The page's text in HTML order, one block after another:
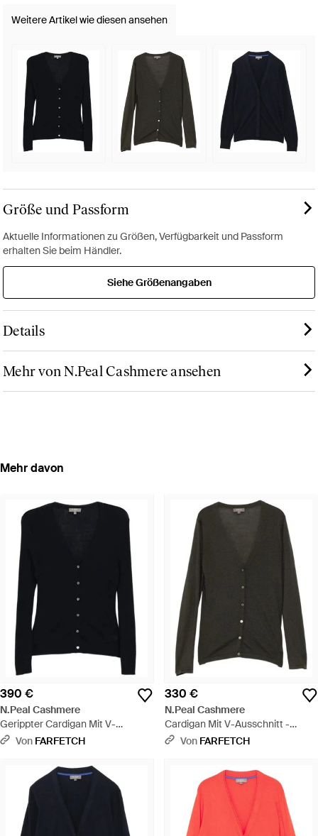
Weitere Artikel wie diesen ansehen
Größe und Passform
Aktuelle Informationen zu Größen, Verfügbarkeit und Passform
erhalten Sie beim Händler.
Siehe Größenangaben
Details
Mehr von N.Peal Cashmere ansehen
Mehr davon
390 €
N.Peal Cashmere
Gerippter Cardigan Mit V-
Ausschnitt - Schwarz
Von FARFETCH
330 €
N.Peal Cashmere
Cardigan Mit V-Ausschnitt -
Schwarz
Von FARFETCH